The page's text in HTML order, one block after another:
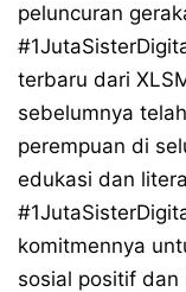
peluncuran
terbaru dari
sebelumnya
perempuan di
edukasi dan
komitmennya
sosial positif dan